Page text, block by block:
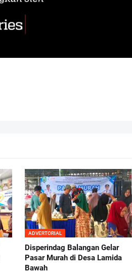
ADVERTORIAL
Disperindag Balangan Gelar
Pasar Murah di Desa Lamida
Bawah